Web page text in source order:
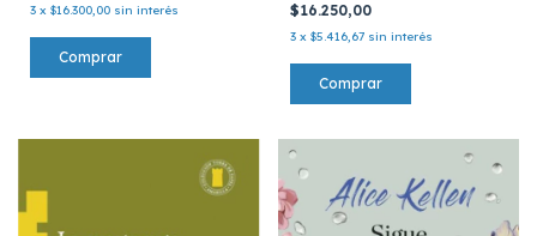
3 x $16.300,00 sin interés
$16.250,00
3 x $5.416,67 sin interés